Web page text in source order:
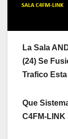
La Sala
(24) Se
Trafico
Que
C4FM-LINK